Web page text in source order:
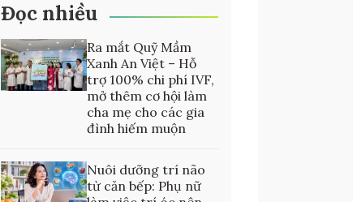
Đọc nhiều
Ra mắt Quỹ Mầm
Xanh An Việt – Hỗ
trợ 100% chi phí IVF,
mở thêm cơ hội làm
cha mẹ cho các gia
đình hiếm muộn
Nuôi dưỡng trí não
từ căn bếp: Phụ nữ